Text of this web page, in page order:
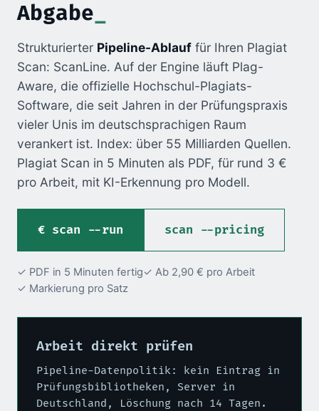
Abgabe
Strukturierter Pipeline-Ablauf für Ihren Plagiat
Scan: ScanLine. Auf der Engine läuft Plag-
Aware, die offizielle Hochschul-Plagiats-
Software, die seit Jahren in der Prüfungspraxis
vieler Unis im deutschsprachigen Raum
verankert ist. Index: über 55 Milliarden Quellen.
Plagiat Scan in 5 Minuten als PDF, für rund 3 €
pro Arbeit, mit KI-Erkennung pro Modell.
scan --run scan --pricing
✓ PDF in 5 Minuten fertig✓ Ab 2,90 € pro Arbeit
✓ Markierung pro Satz
Arbeit direkt prüfen
Pipeline-Datenpolitik: kein Eintrag in
Prüfungsbibliotheken, Server in
Deutschland, Löschung nach 14 Tagen.